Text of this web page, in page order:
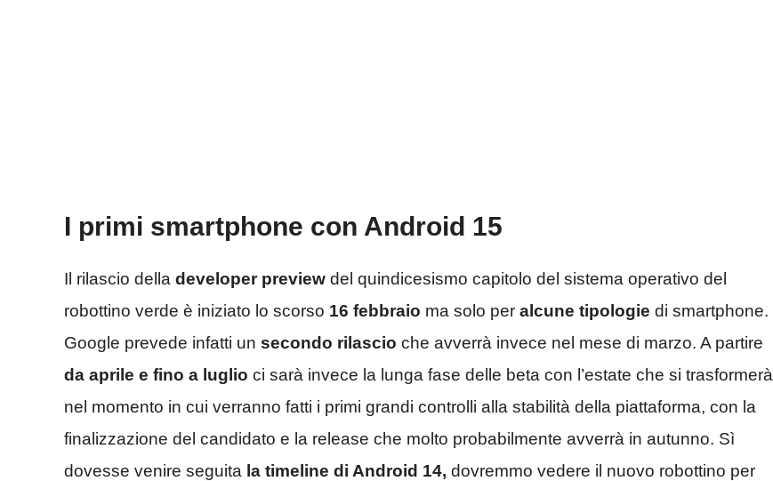
I primi smartphone con Android 15
Il rilascio della developer preview del quindicesismo capitolo del sistema operativo del
robottino verde è iniziato lo scorso 16 febbraio ma solo per alcune tipologie di smartphone.
Google prevede infatti un secondo rilascio che avverrà invece nel mese di marzo. A partire
da aprile e fino a luglio ci sarà invece la lunga fase delle beta con l’estate che si trasformerà
nel momento in cui verranno fatti i primi grandi controlli alla stabilità della piattaforma, con la
finalizzazione del candidato e la release che molto probabilmente avverrà in autunno. Sì
dovesse venire seguita la timeline di Android 14, dovremmo vedere il nuovo robottino per